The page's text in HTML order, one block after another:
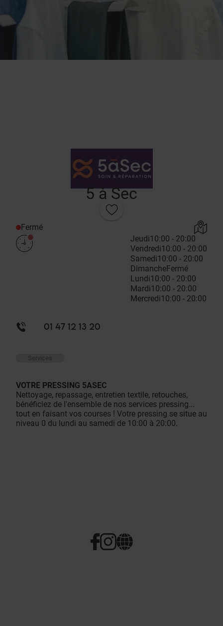
5 à Sec
Fermé
Jeudi10:00 - 20:00
Vendredi10:00 - 20:00
Samedi10:00 - 20:00
DimancheFermé
Lundi10:00 - 20:00
Mardi10:00 - 20:00
Mercredi10:00 - 20:00
01 47 12 13 20
Services
VOTRE PRESSING 5ASEC
Nettoyage, repassage, entretien textile, retouches,
bénéficiez de l'ensemble de nos services pressing...
tout en faisant vos courses ! Votre pressing se situe au
niveau 0 du lundi au samedi de 10:00 à 20:00.